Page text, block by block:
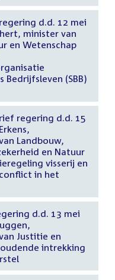
d.d. 12 mei
minister van
en Wetenschap
Bedrijfsleven (SBB)
regering d.d. 15
Landbouw,
en Natuur
visserij en
in het
d.d. 13 mei
Justitie en
intrekking